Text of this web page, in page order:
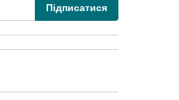
Підписатися